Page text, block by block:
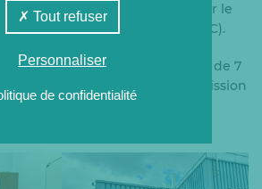
de service public confiée par le
géothermie de Chelles (SMGC).
distribue de la chaleur à près de 7
et permet d’éviter l’émission
soit l’équivalent de 6 400
Tout refuser
Personnaliser
de confidentialité